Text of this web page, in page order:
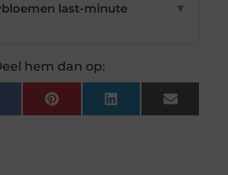
last-minute
▼
hem dan op:
Pinterest LinkedIn Email